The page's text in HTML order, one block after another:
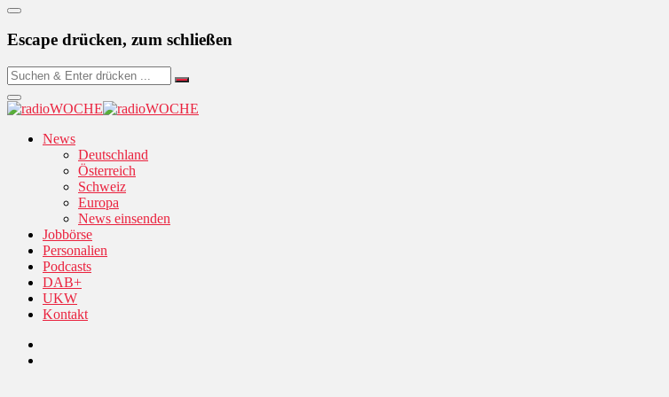
Escape drücken, zum schließen
News
Deutschland
Österreich
Schweiz
Europa
News einsenden
Jobbörse
Personalien
Podcasts
DAB+
UKW
Kontakt